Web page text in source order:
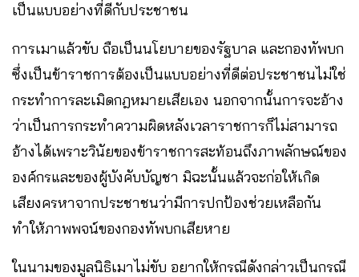
เป็นแบบอย่างที่ดีกับประชาชน
การเมาแล้วขับ ถือเป็นนโยบายของรัฐบาล และกองทัพบก
ซึ่งเป็นข้าราชการต้องเป็นแบบอย่างที่ดีต่อประชาชนไม่ใช่
กระทำการละเมิดกฎหมายเสียเอง นอกจากนั้นการจะอ้าง
ว่าเป็นการกระทำความผิดหลังเวลาราชการก็ไม่สามารถ
อ้างได้เพราะวินัยของข้าราชการสะท้อนถึงภาพลักษณ์ของ
องค์กรและของผู้บังคับบัญชา มิฉะนั้นแล้วจะก่อให้เกิด
เสียงครหาจากประชาชนว่ามีการปกป้องช่วยเหลือกัน
ทำให้ภาพพจน์ของกองทัพบกเสียหาย
ในนามของมูลนิธิเมาไม่ขับ อยากให้กรณีดังกล่าวเป็นกรณี